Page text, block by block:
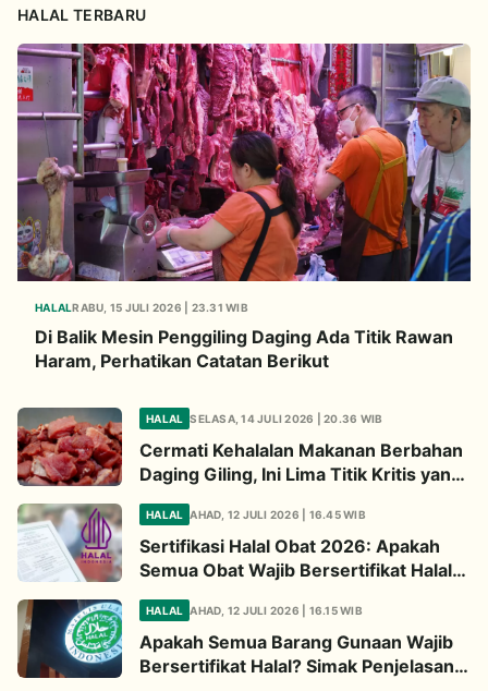
HALAL TERBARU
HALALRABU, 15 JULI 2026 | 23.31 WIB
Di Balik Mesin Penggiling Daging Ada Titik Rawan
Haram, Perhatikan Catatan Berikut
HALAL SELASA, 14 JULI 2026 | 20.36 WIB
Cermati Kehalalan Makanan Berbahan
Daging Giling, Ini Lima Titik Kritis yang
HALAL AHAD, 12 JULI 2026 | 16.45 WIB
Sertifikasi Halal Obat 2026: Apakah
Semua Obat Wajib Bersertifikat Halal?
HALAL AHAD, 12 JULI 2026 | 16.15 WIB
Apakah Semua Barang Gunaan Wajib
Bersertifikat Halal? Simak Penjelasan